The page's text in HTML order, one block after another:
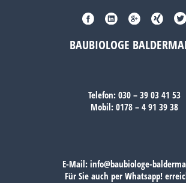
BAUBIOLOGE
Telefon: 030 – 39 03 41 53
Mobil: 0178 – 4 91 39 38
E-Mail: info@baubiologe-
Für Sie auch per Whatsapp!